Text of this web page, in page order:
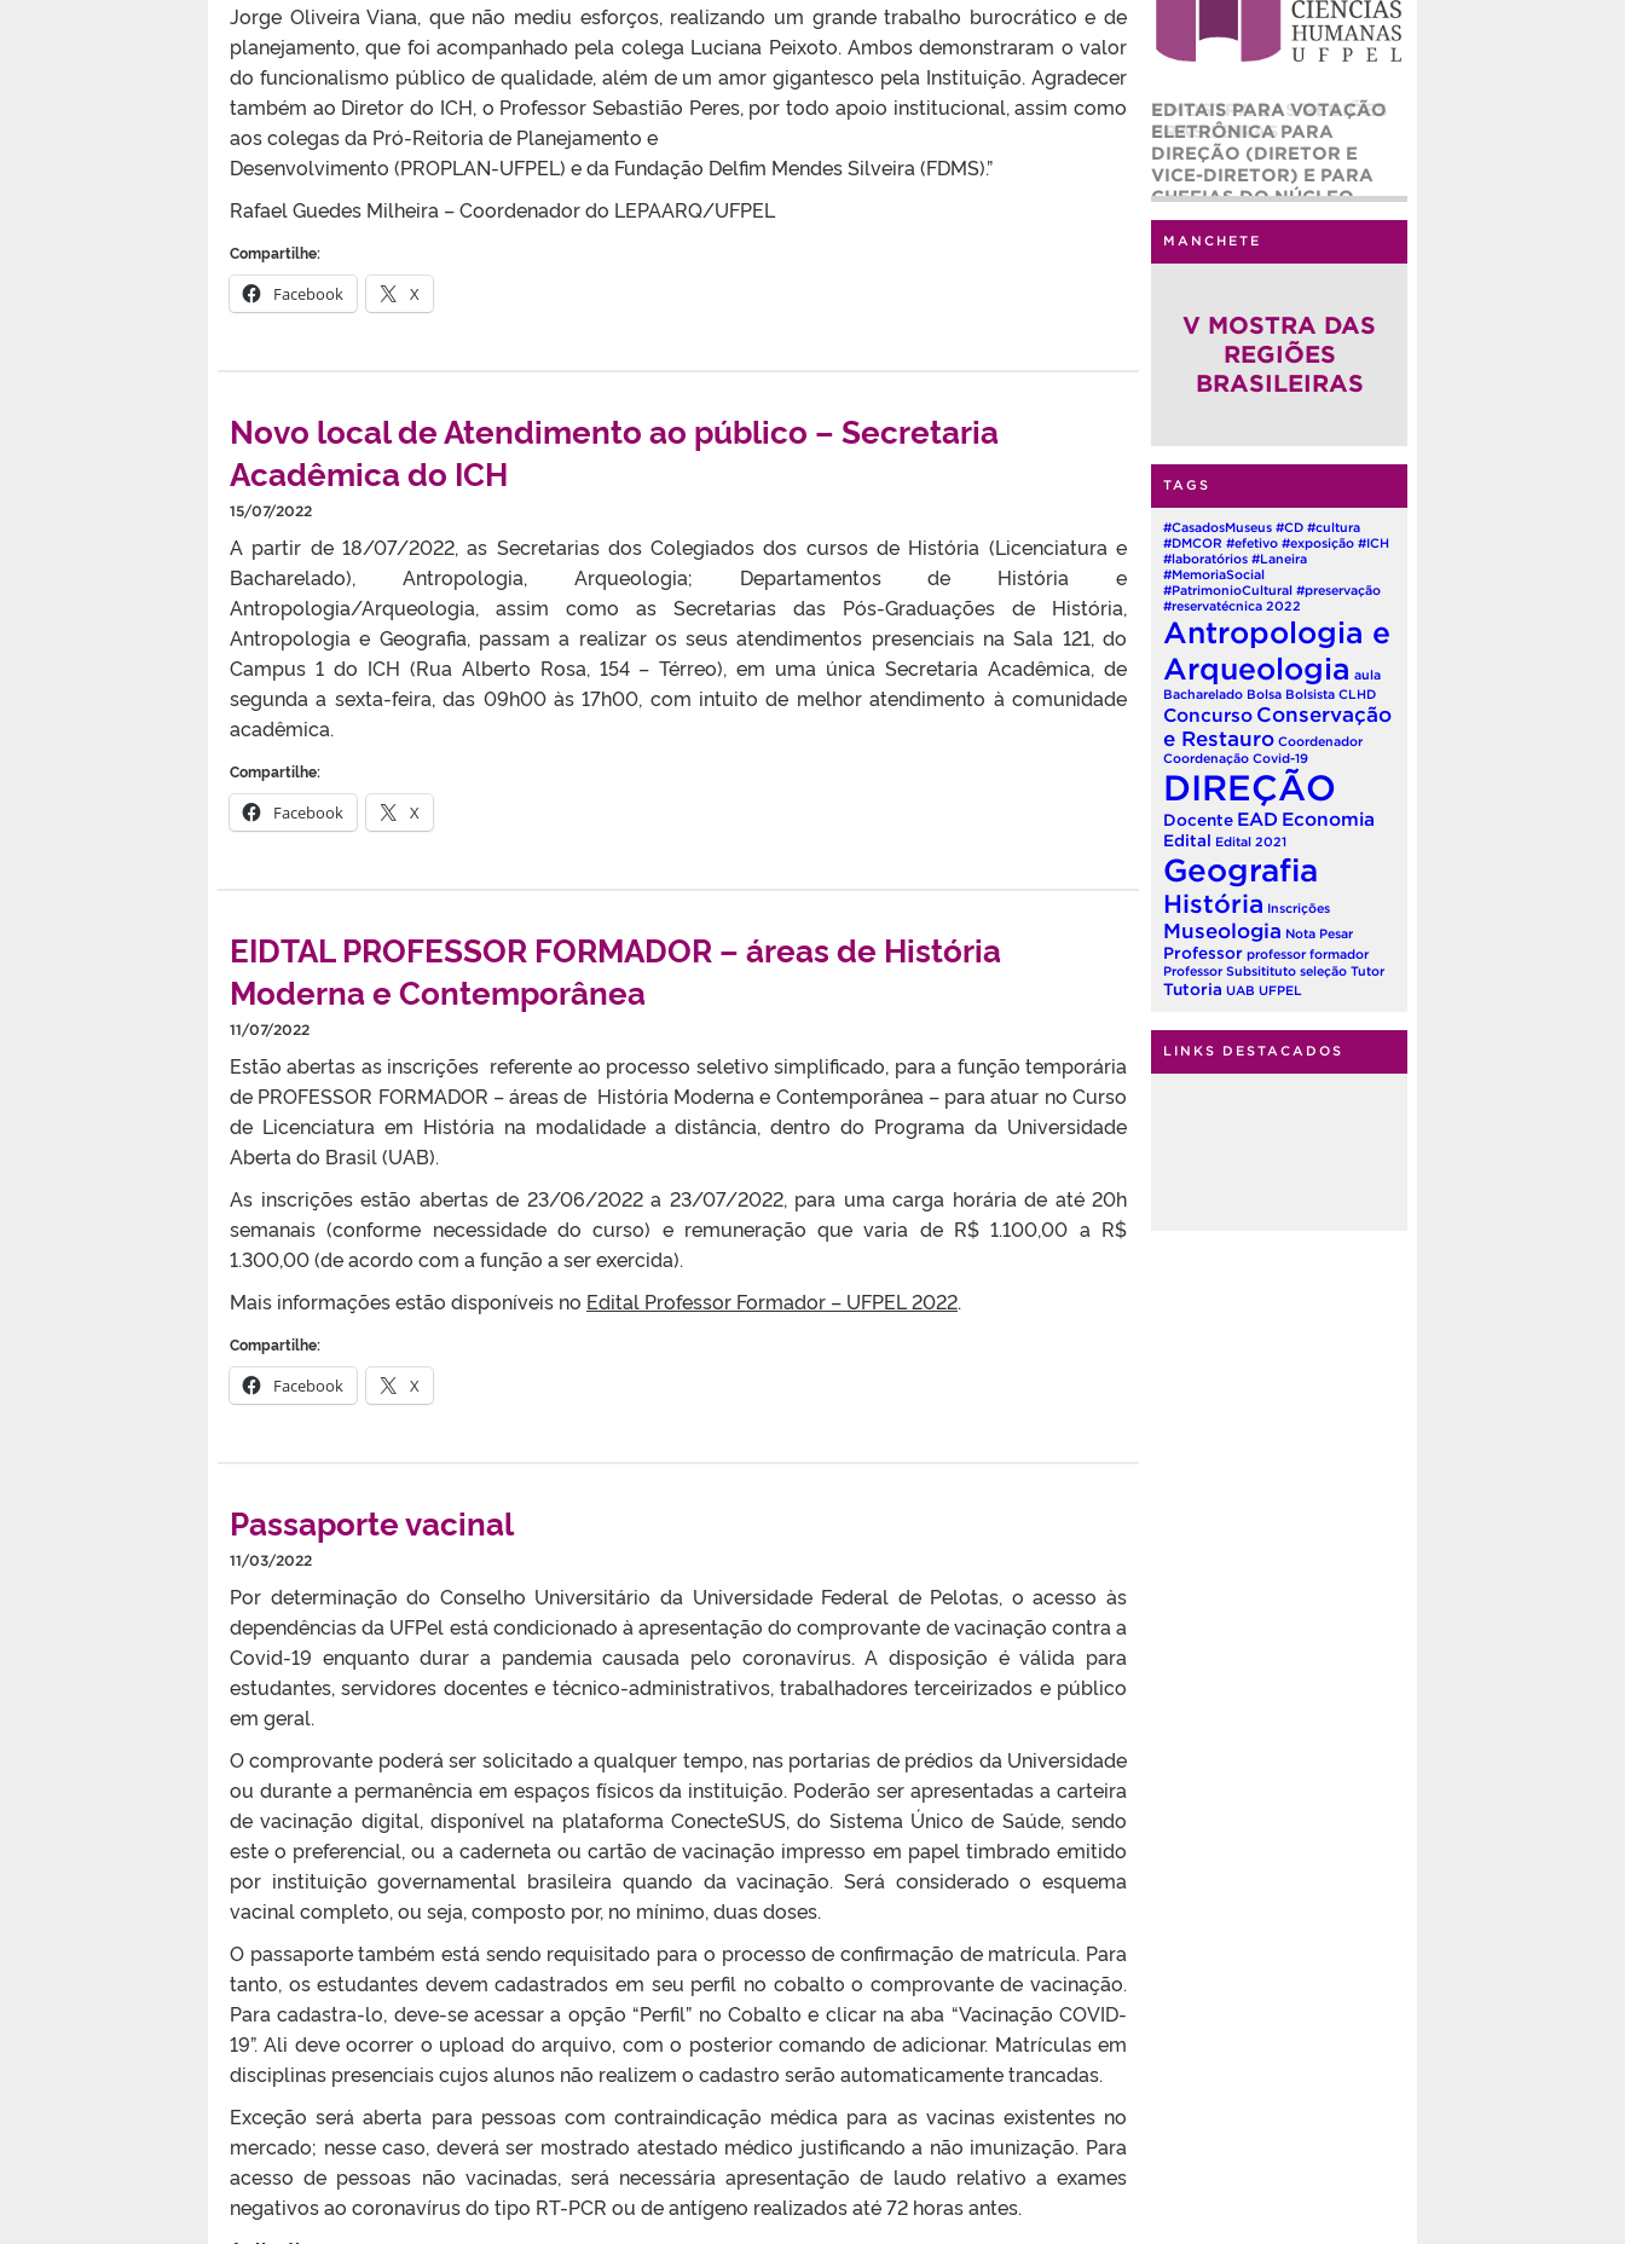
Jorge Oliveira Viana, que não mediu esforços, realizando um grande trabalho burocrático e de
planejamento, que foi acompanhado pela colega Luciana Peixoto. Ambos demonstraram o valor
do funcionalismo público de qualidade, além de um amor gigantesco pela Instituição. Agradecer
também ao Diretor do ICH, o Professor Sebastião Peres, por todo apoio institucional, assim como
aos colegas da Pró-Reitoria de Planejamento e
Desenvolvimento (PROPLAN-UFPEL) e da Fundação Delfim Mendes Silveira (FDMS).”
Rafael Guedes Milheira – Coordenador do LEPAARQ/UFPEL
Compartilhe:
Facebook X
Novo local de Atendimento ao público – Secretaria
Acadêmica do ICH
15/07/2022
A partir de 18/07/2022, as Secretarias dos Colegiados dos cursos de História (Licenciatura e
Bacharelado), Antropologia, Arqueologia; Departamentos de História e
Antropologia/Arqueologia, assim como as Secretarias das Pós-Graduações de História,
Antropologia e Geografia, passam a realizar os seus atendimentos presenciais na Sala 121, do
Campus 1 do ICH (Rua Alberto Rosa, 154 – Térreo), em uma única Secretaria Acadêmica, de
segunda a sexta-feira, das 09h00 às 17h00, com intuito de melhor atendimento à comunidade
acadêmica.
Compartilhe:
Facebook X
EIDTAL PROFESSOR FORMADOR – áreas de História
Moderna e Contemporânea
11/07/2022
Estão abertas as inscrições referente ao processo seletivo simplificado, para a função temporária
de PROFESSOR FORMADOR – áreas de História Moderna e Contemporânea – para atuar no Curso
de Licenciatura em História na modalidade a distância, dentro do Programa da Universidade
Aberta do Brasil (UAB).
As inscrições estão abertas de 23/06/2022 a 23/07/2022, para uma carga horária de até 20h
semanais (conforme necessidade do curso) e remuneração que varia de R$ 1.100,00 a R$
1.300,00 (de acordo com a função a ser exercida).
Mais informações estão disponíveis no Edital Professor Formador – UFPEL 2022.
Compartilhe:
Facebook X
Passaporte vacinal
11/03/2022
Por determinação do Conselho Universitário da Universidade Federal de Pelotas, o acesso às
dependências da UFPel está condicionado à apresentação do comprovante de vacinação contra a
Covid-19 enquanto durar a pandemia causada pelo coronavírus. A disposição é válida para
estudantes, servidores docentes e técnico-administrativos, trabalhadores terceirizados e público
em geral.
O comprovante poderá ser solicitado a qualquer tempo, nas portarias de prédios da Universidade
ou durante a permanência em espaços físicos da instituição. Poderão ser apresentadas a carteira
de vacinação digital, disponível na plataforma ConecteSUS, do Sistema Único de Saúde, sendo
este o preferencial, ou a caderneta ou cartão de vacinação impresso em papel timbrado emitido
por instituição governamental brasileira quando da vacinação. Será considerado o esquema
vacinal completo, ou seja, composto por, no mínimo, duas doses.
O passaporte também está sendo requisitado para o processo de confirmação de matrícula. Para
tanto, os estudantes devem cadastrados em seu perfil no cobalto o comprovante de vacinação.
Para cadastra-lo, deve-se acessar a opção “Perfil” no Cobalto e clicar na aba “Vacinação COVID-
19”. Ali deve ocorrer o upload do arquivo, com o posterior comando de adicionar. Matrículas em
disciplinas presenciais cujos alunos não realizem o cadastro serão automaticamente trancadas.
Exceção será aberta para pessoas com contraindicação médica para as vacinas existentes no
mercado; nesse caso, deverá ser mostrado atestado médico justificando a não imunização. Para
acesso de pessoas não vacinadas, será necessária apresentação de laudo relativo a exames
negativos ao coronavírus do tipo RT-PCR ou de antígeno realizados até 72 horas antes.
EDITAIS PARA VOTAÇÃO
ELETRÔNICA PARA
DIREÇÃO (DIRETOR E
VICE-DIRETOR) E PARA
CHEFIAS DO NÚCLEO
ADMINISTRATIVO (CHEFE
E CHEFE ADJUNTO) DO
INSTITUTO DE CIÊNCIAS
MANCHETE
V MOSTRA DAS
REGIÕES
BRASILEIRAS
TAGS
#CasadosMuseus #CD #cultura
#DMCOR #efetivo #exposição #ICH
#laboratórios #Laneira
#MemoriaSocial
#PatrimonioCultural #preservação
#reservatécnica 2022
Antropologia e
Arqueologia aula
Bacharelado Bolsa Bolsista CLHD
Concurso Conservação
e Restauro Coordenador
Coordenação Covid-19
DIREÇÃO
Docente EAD Economia
Edital Edital 2021
Geografia
História Inscrições
Museologia Nota Pesar
Professor professor formador
Professor Subsitituto seleção Tutor
Tutoria UAB UFPEL
LINKS DESTACADOS